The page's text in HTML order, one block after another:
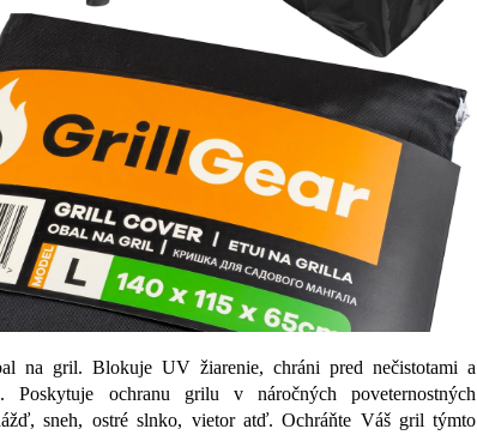
na gril. Blokuje UV žiarenie, chráni pred nečistotami a
Poskytuje ochranu grilu v náročných poveternostných
sneh, ostré slnko, vietor atď. Ochráňte Váš gril týmto